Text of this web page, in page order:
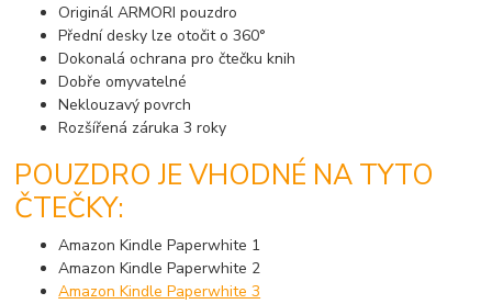
Originál ARMORI pouzdro
Přední desky lze otočit o 360°
Dokonalá ochrana pro čtečku knih
Dobře omyvatelné
Neklouzavý povrch
Rozšířená záruka 3 roky
POUZDRO JE VHODNÉ NA TYTO
ČTEČKY:
Amazon Kindle Paperwhite 1
Amazon Kindle Paperwhite 2
Amazon Kindle Paperwhite 3